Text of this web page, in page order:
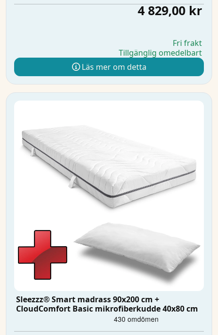
4 829,00 kr
Fri frakt
Tillgänglig omedelbart
Läs mer om detta
Sleezzz® Smart madrass 90x200 cm +
CloudComfort Basic mikrofiberkudde 40x80 cm